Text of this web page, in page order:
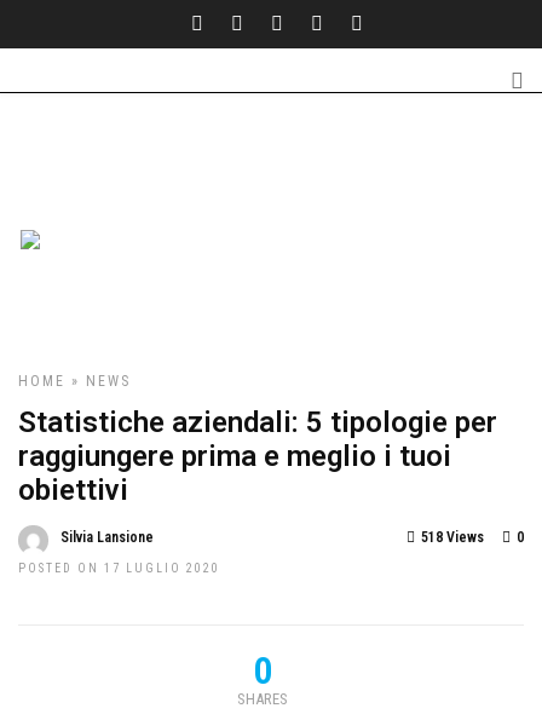
HOME » NEWS
Statistiche aziendali: 5 tipologie per
raggiungere prima e meglio i tuoi
obiettivi
Silvia Lansione
POSTED ON 17 LUGLIO 2020
0
518 Views
0
SHARES